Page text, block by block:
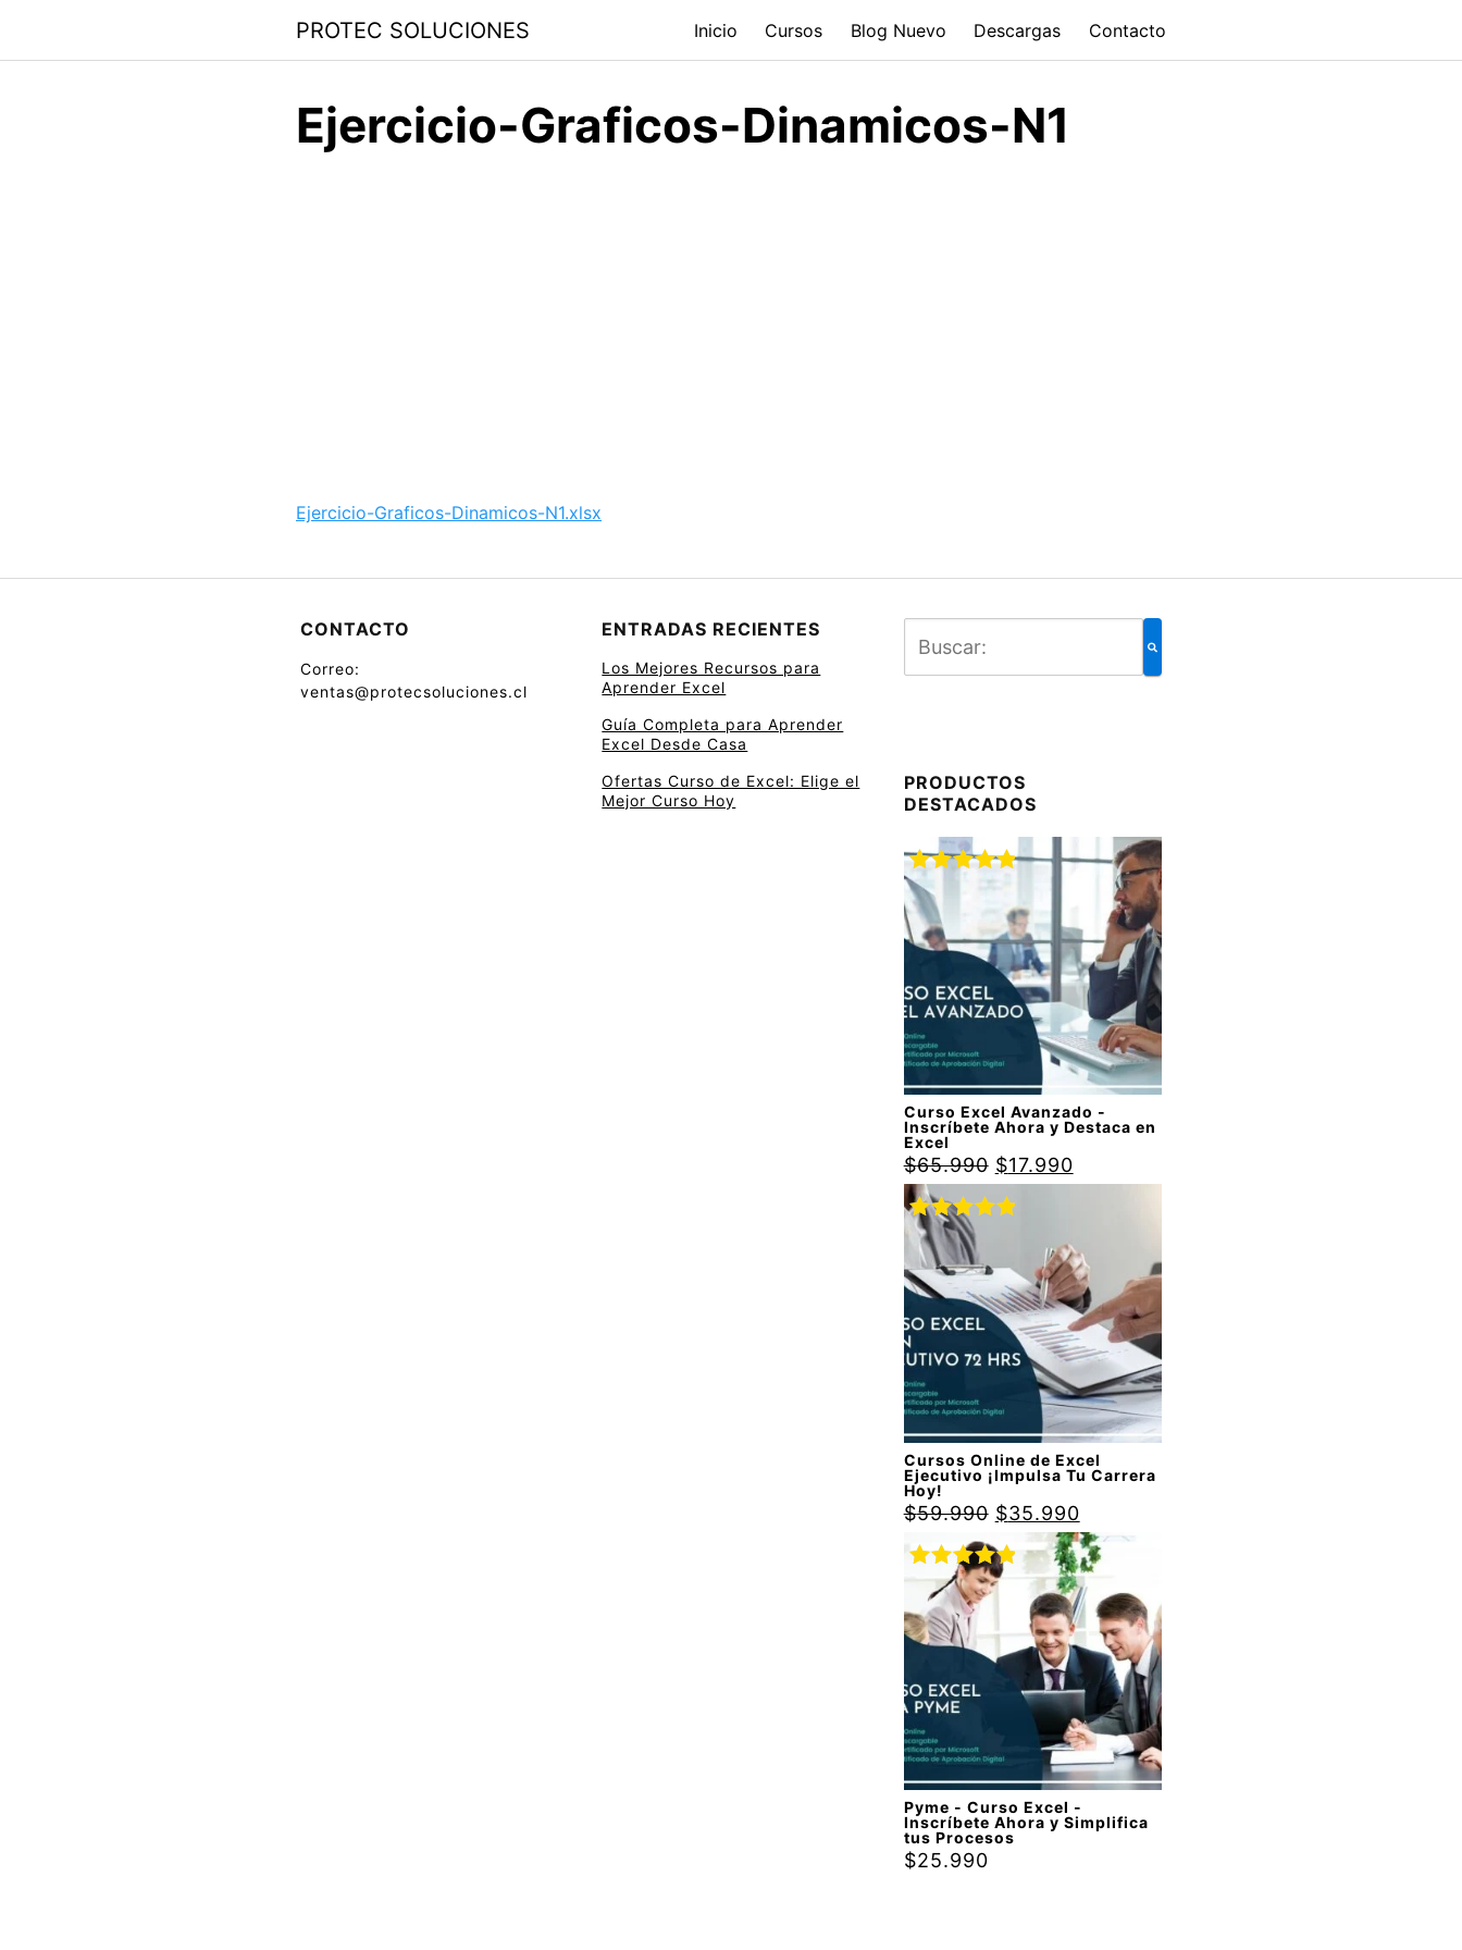
PROTEC SOLUCIONES Inicio Cursos Blog Nuevo Descargas Contacto
Ejercicio-Graficos-Dinamicos-N1
Ejercicio-Graficos-Dinamicos-N1.xlsx
CONTACTO
Correo:
ventas@protecsoluciones.cl
ENTRADAS RECIENTES
Los Mejores Recursos para
Aprender Excel
Guía Completa para Aprender
Excel Desde Casa
Ofertas Curso de Excel: Elige el
Mejor Curso Hoy
PRODUCTOS
DESTACADOS
Curso Excel Avanzado -
Inscríbete Ahora y Destaca en
Excel
Valorado
con
de
5
$65.990 $17.990
Cursos Online de Excel
Ejecutivo ¡Impulsa Tu Carrera
Hoy!
Valorado
con 5.00
5
$59.990 $35.990
Pyme - Curso Excel -
Inscríbete Ahora y Simplifica
tus Procesos
Valorado
con 5.00de
5
$25.990